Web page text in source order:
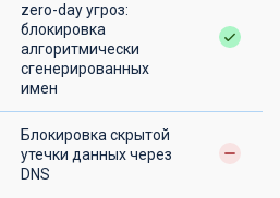
zero-day угроз:
блокировка
алгоритмически
сгенерированных
имен
Блокировка скрытой
утечки данных через
DNS